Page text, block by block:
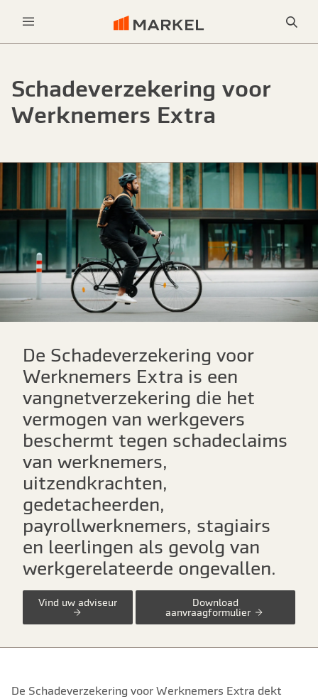
Schadeverzekering voor
Werknemers Extra
De Schadeverzekering voor
Werknemers Extra is een
vangnetverzekering die het
vermogen van werkgevers
beschermt tegen schadeclaims
van werknemers,
uitzendkrachten,
gedetacheerden,
payrollwerknemers, stagiairs
en leerlingen als gevolg van
werkgerelateerde ongevallen.
Vind uw adviseur
Download
aanvraagformulier
De Schadeverzekering voor Werknemers Extra dekt